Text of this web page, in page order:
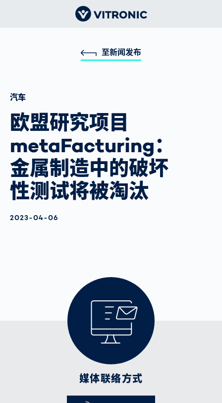
至新闻发布
汽车
欧盟研究项目
metaFacturing：
金属制造中的破坏
性测试将被淘汰
AKTUALISIERT AM:
2023-04-06
媒体联络方式